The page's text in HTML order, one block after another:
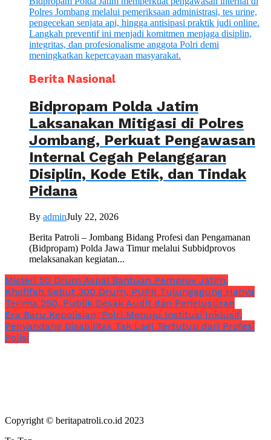
Berita Nasional
Bidpropam Polda Jatim
Laksanakan Mitigasi di Polres
Jombang, Perkuat Pengawasan
Internal Cegah Pelanggaran
Disiplin, Kode Etik, dan Tindak
Pidana
By adminJuly 22, 2026
Berita Patroli – Jombang Bidang Profesi dan Pengamanan
(Bidpropam) Polda Jawa Timur melalui Subbidprovos
melaksanakan kegiatan...
Misteri 50 Drum Aspal Bantuan Pemprov Jatim,
Khofifah Sebut 300 Drum, PUPR Tulungagung Hanya
Terima 250, Publik Desak Audit dan Penelusuran
Era Baru Kepolisian, Polri Menuju Institusi Inklusif,
Penyandang Disabilitas Tak Lagi Tertutup dari Profesi
Polisi
Copyright © beritapatroli.co.id 2023